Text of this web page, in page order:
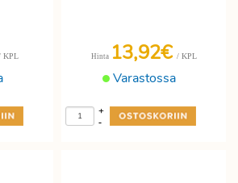
KPL
Varastossa
Hinta 13,92€ / KPL
-
+